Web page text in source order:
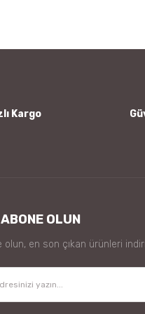
Kargo
OLUN
en son çıkan ürünleri